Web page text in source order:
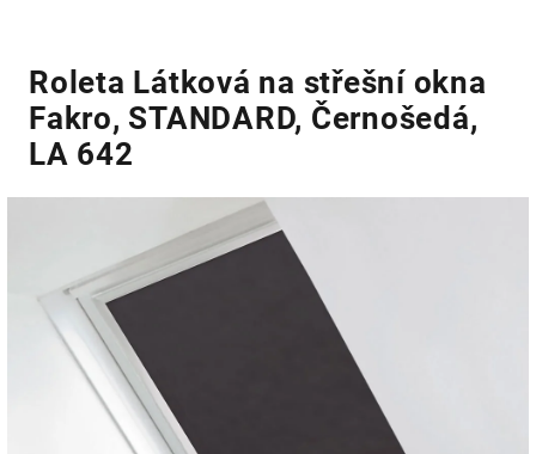
Roleta Látková na střešní okna
Fakro, STANDARD, Černošedá,
LA 642